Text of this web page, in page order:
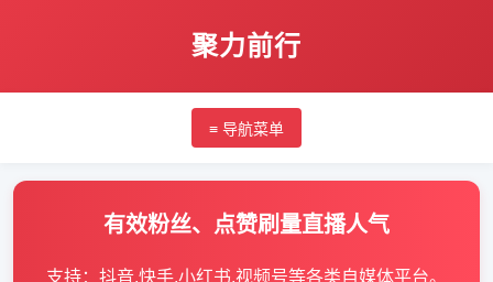
聚力前行
≡ 导航菜单
有效粉丝、点赞刷量直播人气
支持：抖音,快手,小红书,视频号等各类自媒体平台。